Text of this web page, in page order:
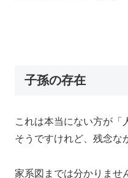
子孫の存在
これは本当にない方が「
そうですけれど、残念な
家系図までは分かりませ